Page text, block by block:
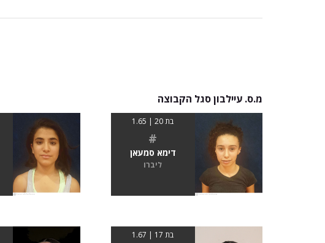
מ.ס. עיילבון סגל הקבוצה
בת 20 | 1.65
#
דימא סמעאן
ליברו
בת 17 | 1.67